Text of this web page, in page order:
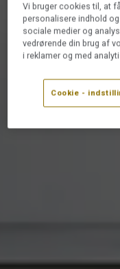
Vi bruger cookies til, at
personalisere indhold
sociale medier og
vedrørende din brug af
i reklamer og med
Cookie -